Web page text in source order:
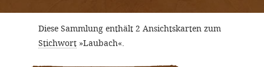
Diese Sammlung enthält 2 Ansichtskarten zum
Stichwort »Laubach«.